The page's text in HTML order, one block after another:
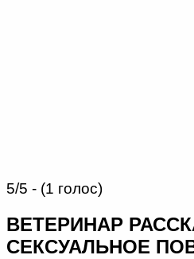
5/5 - (1 голос)
ВЕТЕРИНАР
СЕКСУАЛЬНОЕ